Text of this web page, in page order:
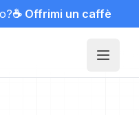
☕ Offrimi un caffè